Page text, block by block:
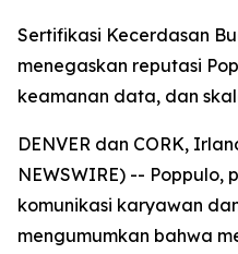
Sertifikasi Kecerdasan
menegaskan reputasi
keamanan data, dan
DENVER dan CORK,
NEWSWIRE) -- Poppulo,
komunikasi karyawan
mengumumkan bahwa